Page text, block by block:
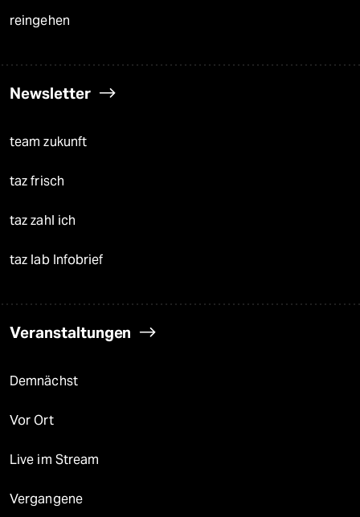
reingehen
Newsletter
team zukunft
taz frisch
taz zahl ich
taz lab Infobrief
Veranstaltungen
Demnächst
Vor Ort
Live im Stream
Vergangene